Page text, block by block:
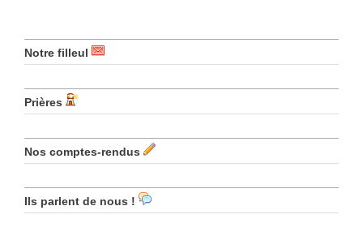
Notre filleul
Prières
Nos comptes-rendus
Ils parlent de nous !